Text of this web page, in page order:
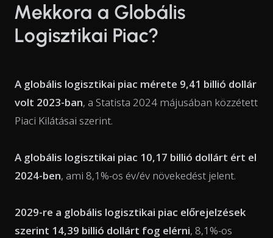
Mekkora a Globális
Logisztikai Piac?
A globális logisztikai piac mérete 9,41 billió dollár
volt 2023-ban, a Statista 2024 májusában közzétett
Piaci Kilátásai szerint.
A globális logisztikai piac 10,17 billió dollárt ért el
2024-ben, ami 8,1%-os év/év növekedést jelent.
2029-re a globális logisztikai piac előrejelzések
szerint 14,39 billió dollárt fog elérni, 8,1%-os